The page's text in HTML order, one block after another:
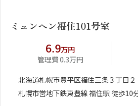
ミュンヘン福住101号室
6.9万円
管理費 0.3万円
北海道札幌市豊平区福住三条３丁目２
札幌市営地下鉄東豊線 福住駅 徒歩10